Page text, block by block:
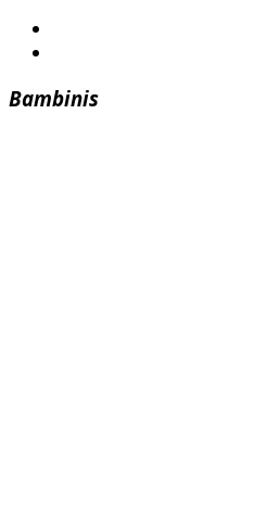
Bambinis